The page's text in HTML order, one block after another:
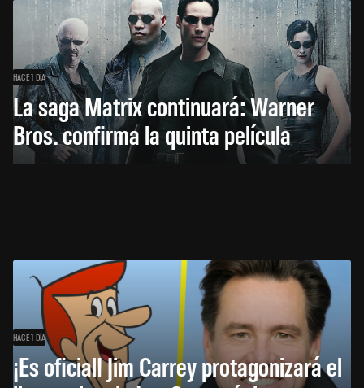
HACE 1 DÍA
La saga Matrix continuará: Warner
Bros. confirma la quinta película
HACE 1 DÍA
¡Es oficial! Jim Carrey protagonizará el